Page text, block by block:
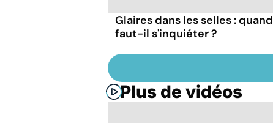
Glaires dans les selles : quand
faut-il s'inquiéter ?
Plus de vidéos